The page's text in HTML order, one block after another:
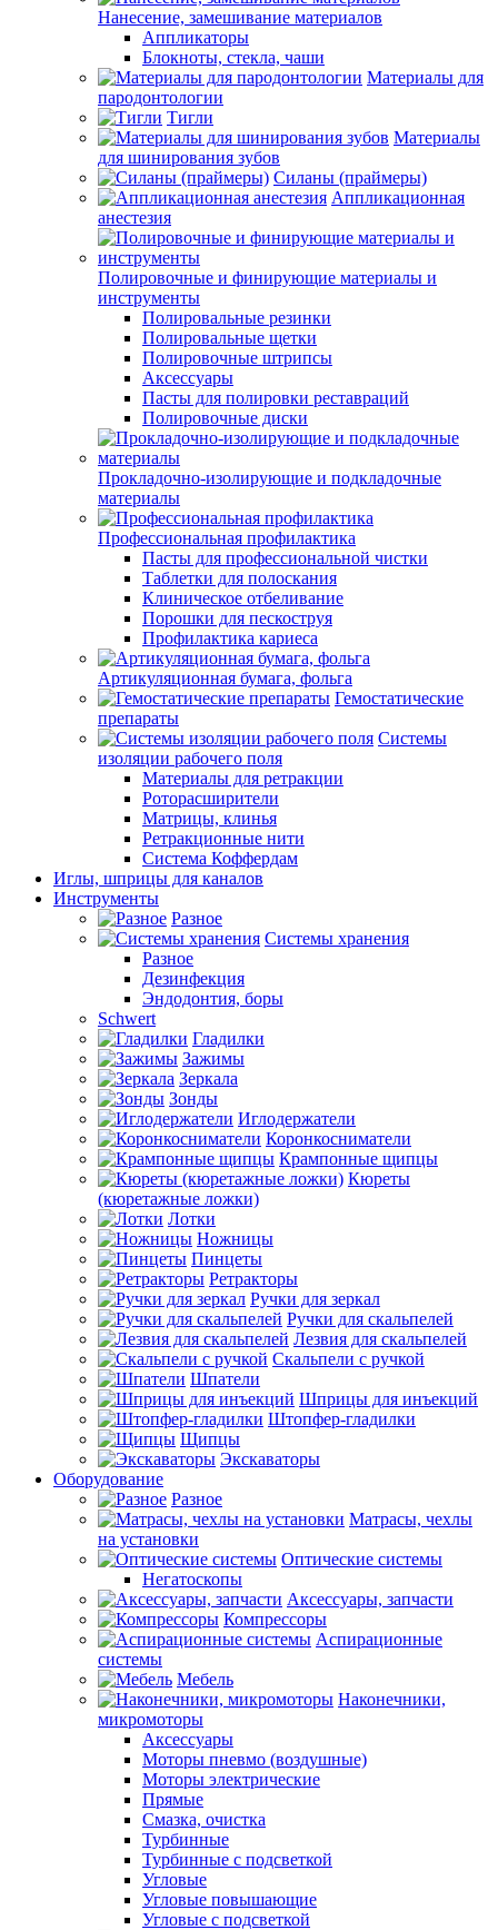
Нанесение, замешивание материалов
Аппликаторы
Блокноты, стекла, чаши
Материалы для
пародонтологии
Тигли
Материалы
для шинирования зубов
Силаны (праймеры)
Аппликационная
анестезия
Полировочные и финирующие материалы и
инструменты
Полировальные резинки
Полировальные щетки
Полировочные штрипсы
Аксессуары
Пасты для полировки реставраций
Полировочные диски
Прокладочно-изолирующие и подкладочные
материалы
Профессиональная профилактика
Пасты для профессиональной чистки
Таблетки для полоскания
Клиническое отбеливание
Порошки для пескоструя
Профилактика кариеса
Артикуляционная бумага, фольга
Гемостатические
препараты
Системы
изоляции рабочего поля
Материалы для ретракции
Роторасширители
Матрицы, клинья
Ретракционные нити
Система Коффердам
Иглы, шприцы для каналов
Инструменты
Разное
Системы хранения
Разное
Дезинфекция
Эндодонтия, боры
Schwert
Гладилки
Зажимы
Зеркала
Зонды
Иглодержатели
Коронкосниматели
Крампонные щипцы
Кюреты
(кюретажные ложки)
Лотки
Ножницы
Пинцеты
Ретракторы
Ручки для зеркал
Ручки для скальпелей
Лезвия для скальпелей
Скальпели с ручкой
Шпатели
Шприцы для инъекций
Штопфер-гладилки
Щипцы
Экскаваторы
Оборудование
Разное
Матрасы, чехлы
на установки
Оптические системы
Негатоскопы
Аксессуары, запчасти
Компрессоры
Аспирационные
системы
Мебель
Наконечники,
микромоторы
Аксессуары
Моторы пневмо (воздушные)
Моторы электрические
Прямые
Смазка, очистка
Турбинные
Турбинные с подсветкой
Угловые
Угловые повышающие
Угловые с подсветкой